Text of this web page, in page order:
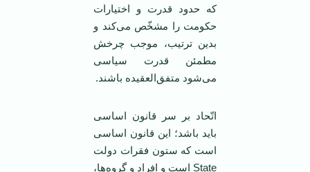
که حدود قدرت و اختیارات
حکومت را مشخّص می‌کند و
بدین ترتیب، موجب چرخش
مطمئن قدرت سیاسی
می‌شود متفق‌العقیده باشند.
اتّحاد بر سر قانون اساسی
باید باشد؛ این قانون اساسی
است که ستون فقرات دولت
State است و افراد و گروه‌ها،